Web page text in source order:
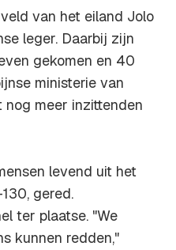
van het eiland Jolo
leger. Daarbij zijn
gekomen en 40
ministerie van
meer inzittenden
levend uit het
gered.
ter plaatse. "We
kunnen redden,"